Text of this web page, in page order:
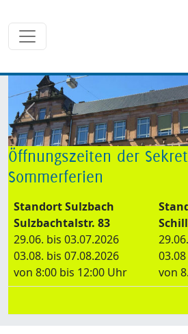
zurück
Öffnungszeiten der
Sommerferien
Standort Sulzbach
Sulzbachtalstr. 83
29.06. bis 03.07.2026
03.08. bis 07.08.2026
von 8:00 bis 12:00 Uhr
von